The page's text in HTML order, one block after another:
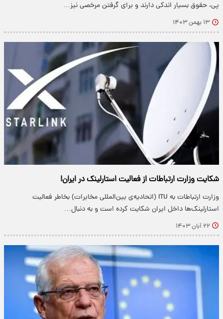
پی، حقوق بسیار اندکی دارند و برای گرفتن مرخصی نیز…
۱۳ بهمن ۱۴۰۳
شکایت وزارت ارتباطات از فعالیت استارلینک در ایران!
وزارت ارتباطات به ITU (اتحادیه‌ی بین‌المللی مخابرات) بخاطر فعالیت
استارلینک‌ها داخل ایران شکایت کرده است و به دنبال…
۲۲ آبان ۱۴۰۳